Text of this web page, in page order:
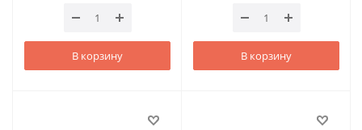
В корзину В корзину